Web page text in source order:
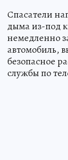
Спасатели
дыма из-под
немедленно
автомобиль,
безопасное
службы по